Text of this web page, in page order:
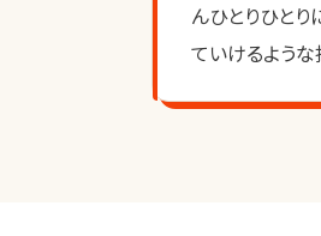
んひとりひと
ていけるよう